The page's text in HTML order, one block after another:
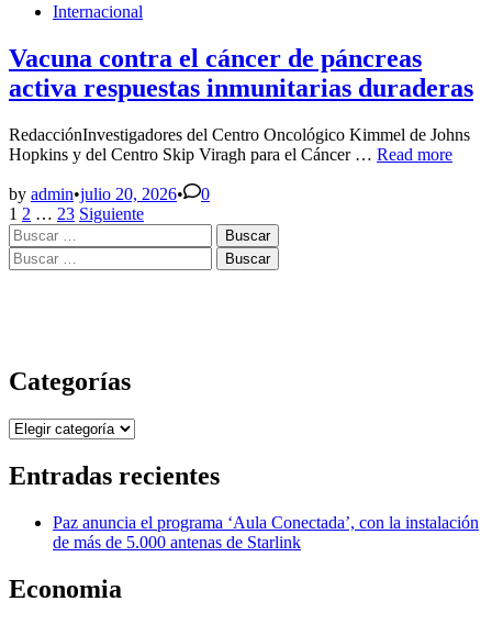
contra
PostedInternacional
Vacuna contra el cáncer de páncreas
activa respuestas inmunitarias duraderas
RedacciónInvestigadores del Centro Oncológico Kimmel de Johns
Hopkins y del Centro Skip Viragh para el Cáncer … Vacuna
Read more
by admin•julio 20, 2026• 0
Paginación
de
entradas
1 2 … 23 Siguiente
Buscar:
Buscar:
Categorías
Categorías
Entradas recientes
Paz anuncia el programa ‘Aula Conectada’, con la instalación
de más de 5.000 antenas de Starlink
Economia